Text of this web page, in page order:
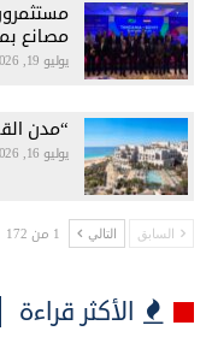
مصانع
يوليو 19, 2026
“مدن
يوليو 16, 2026
السابق التالي 1 من 172
الأكثر قراءة